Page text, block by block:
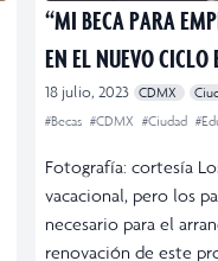
“MI BECA PARA
EN EL NUEVO CICLO
18 julio, 2023 CDMX
#Becas #CDMX #Ciudad
Fotografía: cortesía
vacacional, pero los
necesario para el
renovación de este